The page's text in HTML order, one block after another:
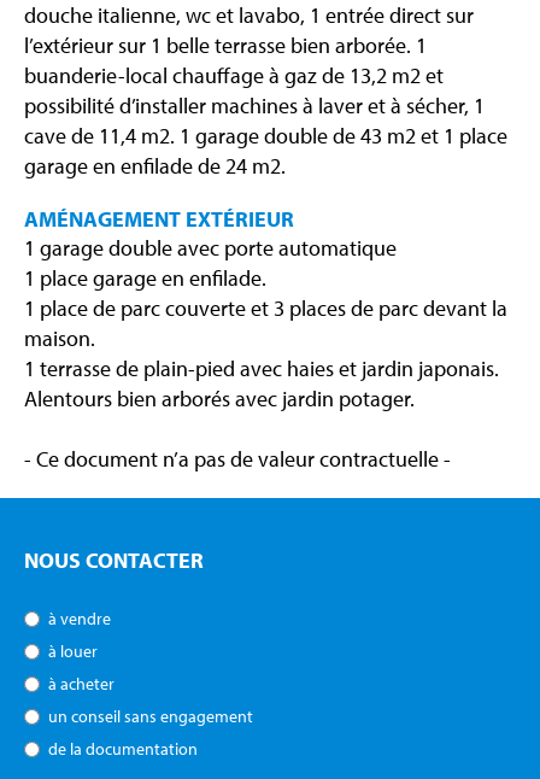
douche italienne, wc et lavabo, 1 entrée direct sur
l’extérieur sur 1 belle terrasse bien arborée. 1
buanderie-local chauffage à gaz de 13,2 m2 et
possibilité d’installer machines à laver et à sécher, 1
cave de 11,4 m2. 1 garage double de 43 m2 et 1 place
garage en enfilade de 24 m2.
AMÉNAGEMENT EXTÉRIEUR
1 garage double avec porte automatique
1 place garage en enfilade.
1 place de parc couverte et 3 places de parc devant la
maison.
1 terrasse de plain-pied avec haies et jardin japonais.
Alentours bien arborés avec jardin potager.
- Ce document n’a pas de valeur contractuelle -
NOUS CONTACTER
à vendre
à louer
à acheter
un conseil sans engagement
de la documentation